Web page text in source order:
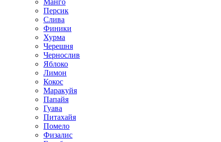
Манго
Персик
Слива
Финики
Хурма
Черешня
Чернослив
Яблоко
Лимон
Кокос
Маракуйя
Папайя
Гуава
Питахайя
Помело
Физалис